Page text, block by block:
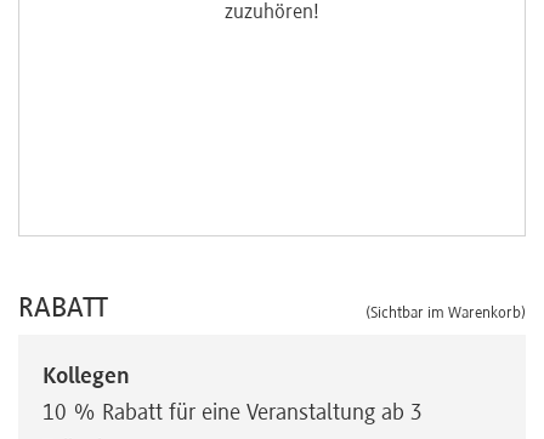
zuzuhören!
RABATT (Sichtbar im Warenkorb)
Kollegen
10 % Rabatt für eine Veranstaltung ab 3